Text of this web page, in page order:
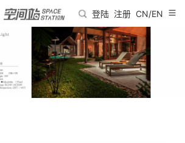
登陆 注册 CN/EN